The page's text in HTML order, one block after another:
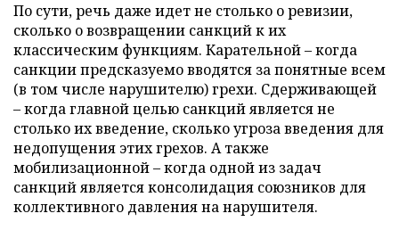
По сути, речь даже идет не столько о ревизии,
сколько о возвращении санкций к их
классическим функциям. Карательной – когда
санкции предсказуемо вводятся за понятные всем
(в том числе нарушителю) грехи. Сдерживающей
– когда главной целью санкций является не
столько их введение, сколько угроза введения для
недопущения этих грехов. А также
мобилизационной – когда одной из задач
санкций является консолидация союзников для
коллективного давления на нарушителя.